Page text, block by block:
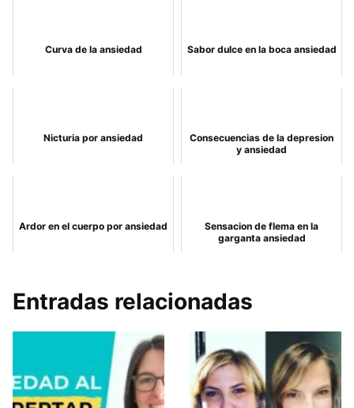
Curva de la ansiedad Sabor dulce en la boca ansiedad
Nicturia por ansiedad
Consecuencias de la depresion
y ansiedad
Ardor en el cuerpo por ansiedad
Sensacion de flema en la
garganta ansiedad
Entradas relacionadas